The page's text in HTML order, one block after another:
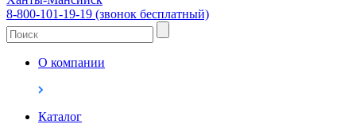
8-800-101-19-19 (звонок бесплатный)
О компании
Каталог